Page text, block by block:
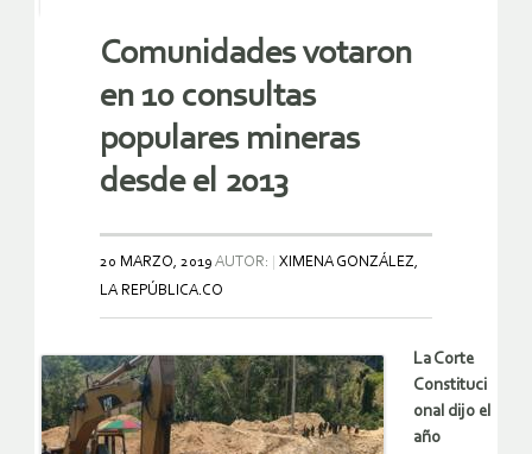
Comunidades votaron
en 10 consultas
populares mineras
desde el 2013
20 MARZO, 2019 AUTOR:
XIMENA GONZÁLEZ,
LA REPÚBLICA.CO
La Corte
Constituci
onal dijo el
año